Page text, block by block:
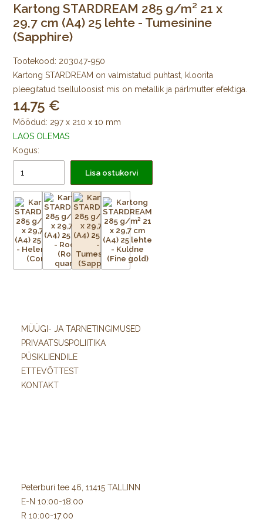
Kartong STARDREAM 285 g/m² 21 x
29,7 cm (A4) 25 lehte - Tumesinine
(Sapphire)
Tootekood: 203047-950
Kartong STARDREAM on valmistatud puhtast, kloorita
pleegitatud tselluloosist mis on metallik ja pärlmutter efektiga.
14.75
Mõõdud: 297 x 210 x 10 mm
LAOS OLEMAS
Kogus:
Lisa ostukorvi
MÜÜGI- JA TARNETINGIMUSED
PRIVAATSUSPOLIITIKA
PÜSIKLIENDILE
ETTEVÕTTEST
KONTAKT
Peterburi tee 46, 11415 TALLINN
E-N 10:00-18:00
R 10:00-17:00